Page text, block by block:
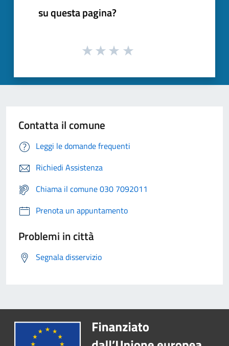
su questa pagina?
Contatta il comune
Leggi le domande frequenti
Richiedi Assistenza
Chiama il comune 030 7092011
Prenota un appuntamento
Problemi in città
Segnala disservizio